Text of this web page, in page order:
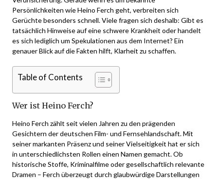
Persönlichkeiten wieHeino Ferch geht, verbreiten sich
Gerüchte besonders schnell. Viele fragen sich deshalb: Gibt es
tatsächlich Hinweise auf eine schwere Krankheit oder handelt
es sich lediglich um Spekulationen aus dem Internet? Ein
genauer Blick auf die Fakten hilft, Klarheit zu schaffen.
Table of Contents
Wer ist Heino Ferch?
Heino Ferch zählt seit vielen Jahren zu den prägenden
Gesichtern der deutschen Film- und Fernsehlandschaft. Mit
seiner markanten Präsenz und seiner Vielseitigkeit hat er sich
in unterschiedlichsten Rollen einen Namen gemacht. Ob
historische Stoffe, Kriminalfilme oder gesellschaftlich relevante
Dramen – Ferch überzeugt durch glaubwürdige Darstellungen